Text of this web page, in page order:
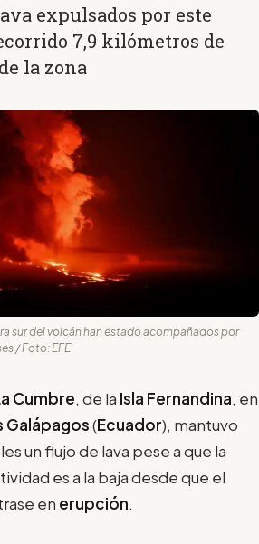
expulsados por este
7,9 kilómetros de
la zona
sur del volcán han estado acompañados por
/ Foto: EFE
Cumbre, de la Isla Fernandina, en
Galápagos(Ecuador), mantuvo
un flujo de lava pese a que la
es a la baja desde que el
en erupción.